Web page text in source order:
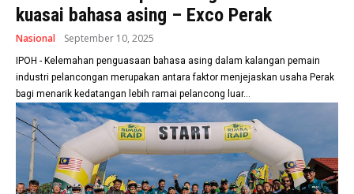
kuasai bahasa asing – Exco Perak
Nasional September 10, 2025
IPOH - Kelemahan penguasaan bahasa asing dalam kalangan pemain
industri pelancongan merupakan antara faktor menjejaskan usaha Perak
bagi menarik kedatangan lebih ramai pelancong luar...